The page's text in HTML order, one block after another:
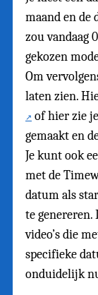
maand en de
zou vandaag
gekozen
Om
laten zien.
of hier zie
gemaakt en
Je kunt ook
met de
datum als
te genereren.
video’s die
specifieke
onduidelijk